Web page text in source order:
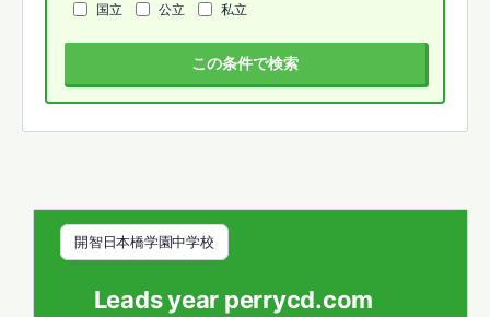
開智日本橋学園中学校
Leads year perrycd.com
国立
公立 私立
この条件で検索